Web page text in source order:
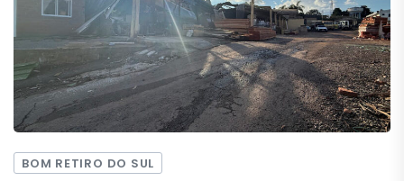
BOM RETIRO DO SUL